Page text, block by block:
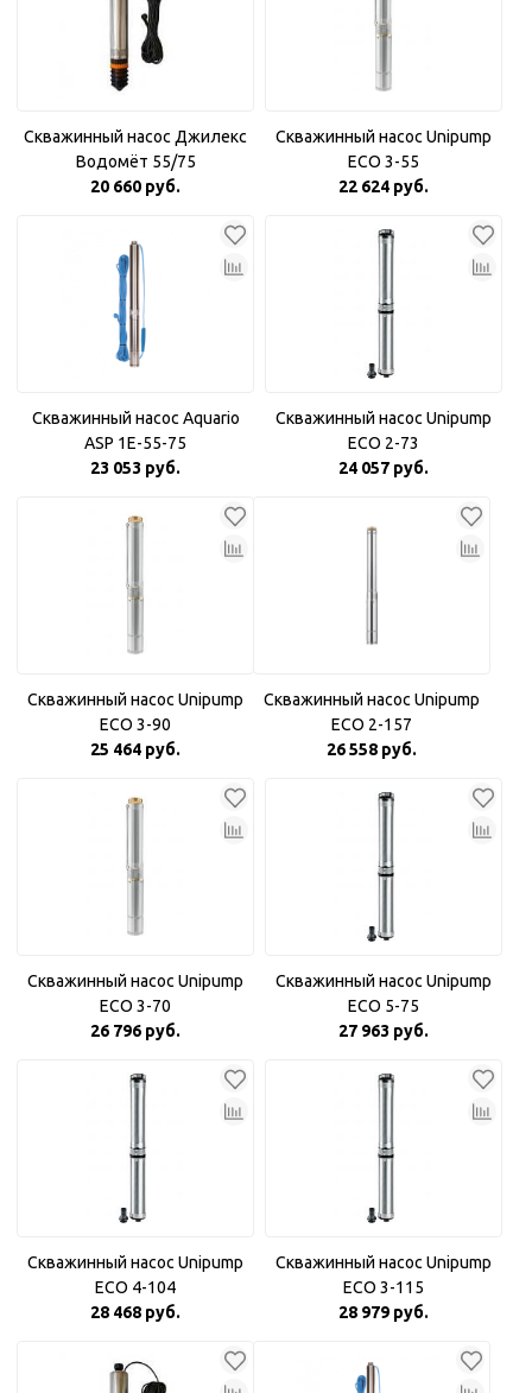
Скважинный насос Джилекс
Водомёт 55/75
20 660 руб.
Скважинный насос Unipump
ECO 3-55
22 624 руб.
Скважинный насос Aquario
ASP 1E-55-75
23 053 руб.
Скважинный насос Unipump
ECO 2-73
24 057 руб.
Скважинный насос Unipump
ECO 3-90
25 464 руб.
Скважинный насос Unipump
ECO 2-157
26 558 руб.
Скважинный насос Unipump
ECO 3-70
26 796 руб.
Скважинный насос Unipump
ECO 5-75
27 963 руб.
Скважинный насос Unipump
ECO 4-104
28 468 руб.
Скважинный насос Unipump
ECO 3-115
28 979 руб.